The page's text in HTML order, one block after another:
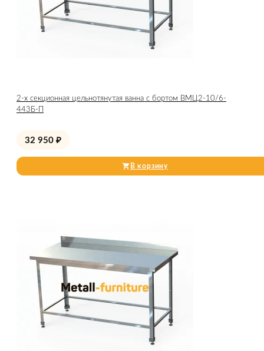
2-х секционная цельнотянутая ванна с бортом ВМЦ2-10/6-
443Б-П
32 950 ₽
В корзину